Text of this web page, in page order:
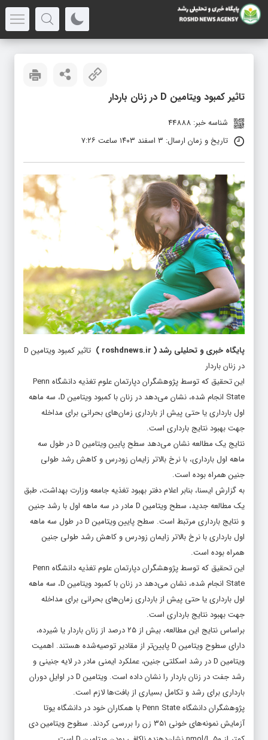
تاثیر کمبود ویتامین D در زنان باردار
شناسه خبر: 44888
تاریخ و زمان ارسال: ۳ اسفند ۱۴۰۳ ساعت ۷:۲۶
پایگاه خبری و تحلیلی رشد(
roshdnews.ir
)
تاثیر کمبود ویتامین D
در زنان باردار
این تحقیق که توسط پژوهشگران دپارتمان علوم تغذیه دانشگاه Penn
State انجام شده، نشان می‌دهد در زنان با کمبود ویتامین D، سه ‌ماهه
اول بارداری یا حتی پیش از بارداری زمان‌های بحرانی برای مداخله
جهت بهبود نتایج بارداری است.
نتایج یک مطالعه نشان می‌دهد سطح پایین ویتامین D در طول سه
ماهه اول بارداری، با نرخ بالاتر زایمان زودرس و کاهش رشد طولی
جنین همراه بوده است.
به گزارش ایسنا، بنابر اعلام دفتر بهبود تغذیه جامعه وزارت بهداشت، طبق
یک مطالعه جدید، سطح ویتامین D مادر در سه ماهه اول با رشد جنین
و نتایج بارداری مرتبط است. سطح پایین ویتامین D در طول سه ماهه
اول بارداری با نرخ بالاتر زایمان زودرس و کاهش رشد طولی جنین
همراه بوده است.
این تحقیق که توسط پژوهشگران دپارتمان علوم تغذیه دانشگاه Penn
State انجام شده، نشان می‌دهد در زنان با کمبود ویتامین D، سه ‌ماهه
اول بارداری یا حتی پیش از بارداری زمان‌های بحرانی برای مداخله
جهت بهبود نتایج بارداری است.
براساس نتایج این مطالعه، بیش از ۲۵ درصد از زنان باردار یا شیرده،
دارای سطوح ویتامین D پایین‌تر از مقادیر توصیه‌شده هستند. اهمیت
ویتامین D در رشد اسکلتی جنین، عملکرد ایمنی مادر در لایه جنینی و
رشد جفت در زنان باردار را نشان داده است. ویتامین D در اوایل دوران
بارداری برای رشد و تکامل بسیاری از بافت‌ها لازم است.
پژوهشگران دانشگاه Penn State با همکاران خود در دانشگاه یوتا
آزمایش نمونه‌های خونی ۳۵۱ زن را بررسی کردند. سطوح ویتامین دی